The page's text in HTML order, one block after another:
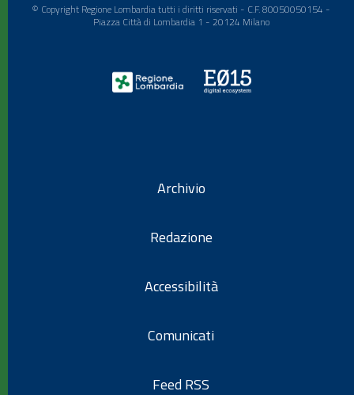
© Copyright Regione Lombardia tutti i diritti riservati - C.F. 80050050154 -
Piazza Città di Lombardia 1 - 20124 Milano
Archivio
Redazione
Accessibilità
Comunicati
Feed RSS